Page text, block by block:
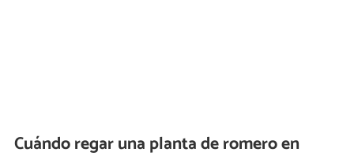
Cuándo regar una planta de romero en